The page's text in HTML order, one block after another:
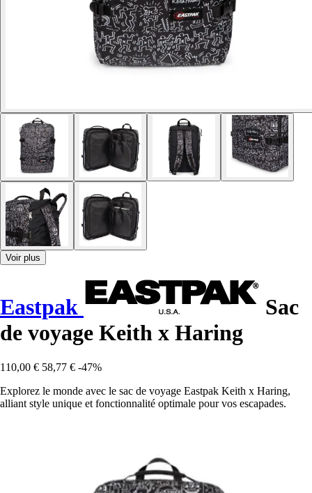
Voir plus
Eastpak
Sac
de voyage Keith x Haring
110,00 € 58,77 € -47%
Explorez le monde avec le sac de voyage Eastpak Keith x Haring,
alliant style unique et fonctionnalité optimale pour vos escapades.